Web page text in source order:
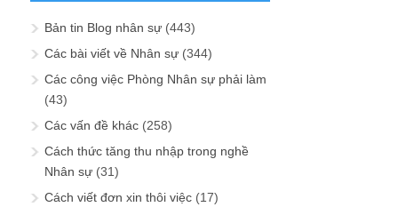
Bản tin Blog nhân sự (443)
Các bài viết về Nhân sự (344)
Các công việc Phòng Nhân sự phải làm
(43)
Các vấn đề khác (258)
Cách thức tăng thu nhập trong nghề
Nhân sự (31)
Cách viết đơn xin thôi việc (17)